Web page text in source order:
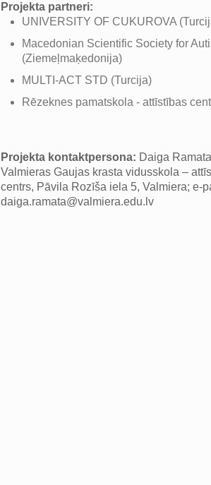
Projekta partneri:
UNIVERSITY OF CUKUROVA
Macedonian Scientific Society for
(Ziemeļmaķedonija)
MULTI-ACT STD (Turcija)
Rēzeknes pamatskola - attīstības
Projekta kontaktpersona: Daiga
Valmieras Gaujas krasta vidusskola –
centrs, Pāvila Rozīša iela 5, Valmiera; e-
daiga.ramata@valmiera.edu.lv